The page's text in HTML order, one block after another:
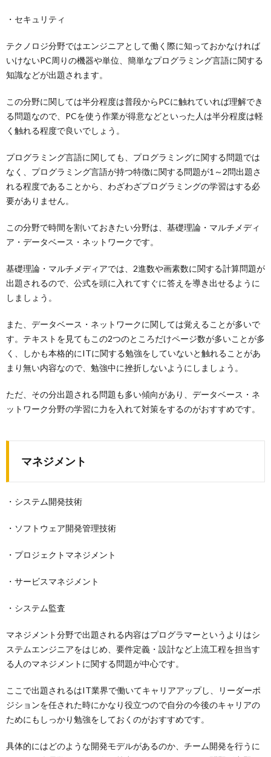
・セキュリティ
テクノロジ分野ではエンジニアとして働く際に知っておかなければ
いけないPC周りの機器や単位、簡単なプログラミング言語に関する
知識などが出題されます。
この分野に関しては半分程度は普段からPCに触れていれば理解でき
る問題なので、PCを使う作業が得意などといった人は半分程度は軽
く触れる程度で良いでしょう。
プログラミング言語に関しても、プログラミングに関する問題では
なく、プログラミング言語が持つ特徴に関する問題が1～2問出題さ
れる程度であることから、わざわざプログラミングの学習はする必
要がありません。
この分野で時間を割いておきたい分野は、基礎理論・マルチメディ
ア・データベース・ネットワークです。
基礎理論・マルチメディアでは、2進数や画素数に関する計算問題が
出題されるので、公式を頭に入れてすぐに答えを導き出せるように
しましょう。
また、データベース・ネットワークに関しては覚えることが多いで
す。テキストを見てもこの2つのところだけページ数が多いことが多
く、しかも本格的にITに関する勉強をしていないと触れることがあ
まり無い内容なので、勉強中に挫折しないようにしましょう。
ただ、その分出題される問題も多い傾向があり、データベース・ネ
ットワーク分野の学習に力を入れて対策をするのがおすすめです。
マネジメント
・システム開発技術
・ソフトウェア開発管理技術
・プロジェクトマネジメント
・サービスマネジメント
・システム監査
マネジメント分野で出題される内容はプログラマーというよりはシ
ステムエンジニアをはじめ、要件定義・設計など上流工程を担当す
る人のマネジメントに関する問題が中心です。
ここで出題されるはIT業界で働いてキャリアアップし、リーダーポ
ジションを任された時にかなり役立つので自分の今後のキャリアの
ためにもしっかり勉強をしておくのがおすすめです。
具体的にはどのような開発モデルがあるのか、チーム開発を行うに